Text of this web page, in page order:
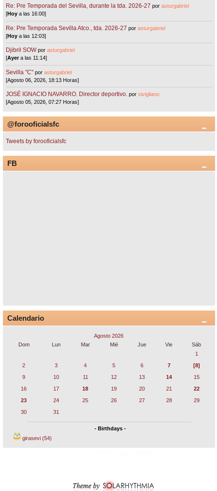
Re: Pre Temporada del Sevilla, durante la tda. 2026-27 porasturgabriel
[Hoy a las 16:00]
Re: Pre Temporada Sevilla Atco., tda. 2026-27 porasturgabriel
[Hoy a las 12:03]
Djibril SOW porasturgabriel
[Ayera las 11:14]
Sevilla "C"porasturgabriel
[Agosto 06, 2026, 18:13 Horas]
JOSÉ IGNACIO NAVARRO. Director deportivo. porsivigliano
[Agosto 05, 2026, 07:27 Horas]
@forooficialsfc
Tweets by forooficialsfc
FB
Calendario
Agosto 2026
Dom
Lun Mar Mié Jue Vie
Sáb
1
2
3 4 5 6 7
[8]
9
10 11 12 13 14
15
16
17 18 19 20 21
22
23
24 25 26 27 28
29
30
31
- Birthdays -
girasevi (54)